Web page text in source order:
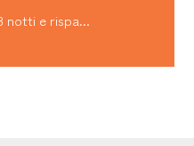
notti e rispa...